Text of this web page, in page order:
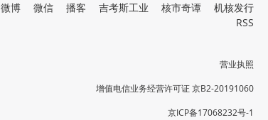
微博 微信 播客 吉考斯工业 核市奇谭
机核发行
RSS
营业执照
增值电信业务经营许可证 京B2-20191060
京ICP备17068232号-1